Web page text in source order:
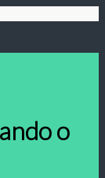
o